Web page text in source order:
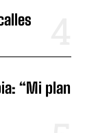
“Mi plan